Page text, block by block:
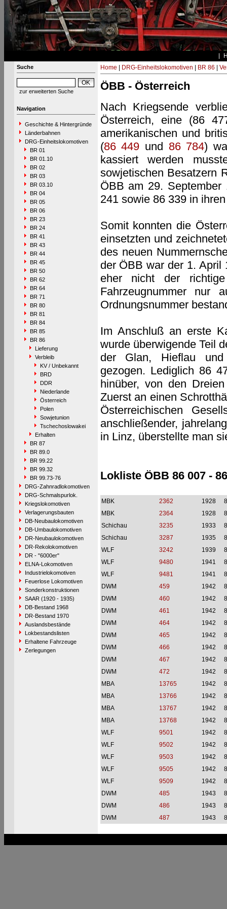
Suche
zur erweiterten Suche
Navigation
Geschichte & Hintergründe
Länderbahnen
DRG-Einheitslokomotiven
BR 01
BR 01.10
BR 02
BR 03
BR 03.10
BR 04
BR 05
BR 06
BR 23
BR 24
BR 41
BR 43
BR 44
BR 45
BR 50
BR 62
BR 64
BR 71
BR 80
BR 81
BR 84
BR 85
BR 86
Lieferung
Verbleib
KV / Unbekannt
BRD
DDR
Niederlande
Österreich
Polen
Sowjetunion
Tschechoslowakei
Erhalten
BR 87
BR 89.0
BR 99.22
BR 99.32
BR 99.73-76
DRG-Zahnradlokomotiven
DRG-Schmalspurlok.
Kriegslokomotiven
Verlagerungsbauten
DB-Neubaulokomotiven
DB-Umbaulokomotiven
DR-Neubaulokomotiven
DR-Rekolokomotiven
DR - "6000er"
ELNA-Lokomotiven
Industrielokomotiven
Feuerlose Lokomotiven
Sonderkonstruktionen
SAAR (1920 - 1935)
DB-Bestand 1968
DR-Bestand 1970
Auslandsbestände
Lokbestandslisten
Erhaltene Fahrzeuge
Zerlegungen
Home DRG-Einheitslokomotiven BR 86
ÖBB - Österreich
Nach Kriegsende
Österreich, eine (86
amerikanischen und
(86 449 und 86 784)
kassiert werden
sowjetischen Besatzern
ÖBB am 29.
241 sowie 86 339 in
Somit konnten die
einsetzten und
des neuen
der ÖBB war der 1. April
eher nicht der
Fahrzeugnummer nur
Ordnungsnummer
Im Anschluß an erste
wurde überwigende Teil
der Glan, Hieflau und
gezogen. Lediglich 86
hinüber, von den
Zuerst an einen
Österreichischen
anschließender,
in Linz, überstellte man
Lokliste ÖBB 86 007 -
MBK 2362 1928
MBK
2364 1928
Schichau
3235 1933
Schichau
3287 1935
WLF
3242 1939
WLF
9480 1941
WLF
9481 1941
DWM
459 1942
DWM
460 1942
DWM
461 1942
DWM
464 1942
DWM
465 1942
DWM
466 1942
DWM
467 1942
DWM
472 1942
MBA
13765 1942
MBA
13766 1942
MBA
13767 1942
MBA
13768 1942
WLF
9501 1942
WLF
9502 1942
WLF
9503 1942
WLF
9505 1942
WLF
9509 1942
DWM
485 1943
DWM
486 1943
DWM
487 1943